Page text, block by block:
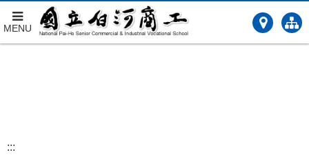
跳
MENU
:::